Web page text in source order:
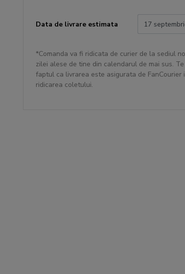
Data de livrare estimata
*Comanda va fi ridicata de curier de la sediul
zilei alese de tine din calendarul de mai sus.
faptul ca livrarea este asigurata de FanCourier
ridicarea coletului.